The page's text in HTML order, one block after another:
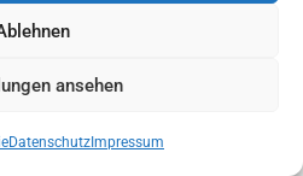
ansehen
Datenschutz Impressum
Erweiterung und Service
anfragen